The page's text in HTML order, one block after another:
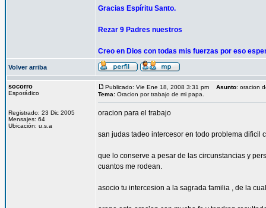
Gracias Espíritu Santo.
Rezar 9 Padres nuestros
Creo en Dios con todas mis fuerzas por eso
Volver arriba
socorro
Esporádico
Registrado: 23 Dic 2005
Mensajes: 64
Ubicación: u.s.a
Publicado: Vie Ene 18, 2008 3:31 pm Asunto: oracion
Tema: Oracion por trabajo de mi papa.
oracion para el trabajo
san judas tadeo intercesor en todo problema dificil
que lo conserve a pesar de las circunstancias y
cuantos me rodean.
asocio tu intercesion a la sagrada familia , de la